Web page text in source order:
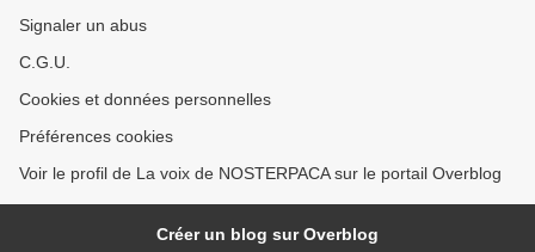
Signaler un abus
C.G.U.
Cookies et données personnelles
Préférences cookies
Voir le profil de La voix de NOSTERPACA sur le portail Overblog
Créer un blog sur Overblog